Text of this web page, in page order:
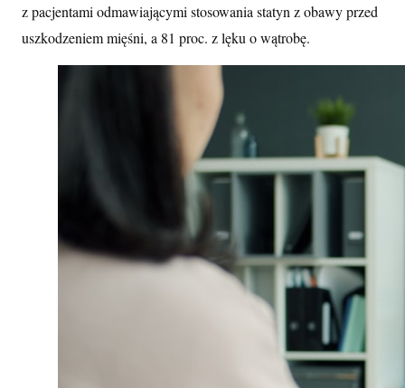
z pacjentami odmawiającymi stosowania statyn z obawy przed
uszkodzeniem mięśni, a 81 proc. z lęku o wątrobę.